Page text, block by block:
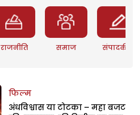
राजनीति समाज संपादकीय
फिल्म
अंधविश्वास या टोटका – महा बजट